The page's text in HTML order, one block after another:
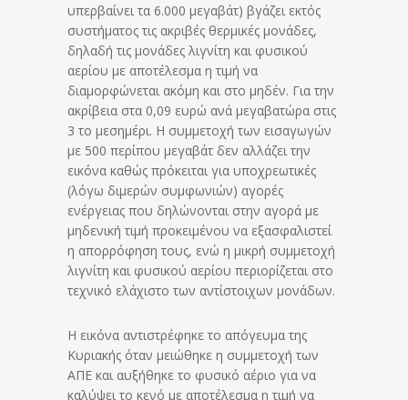
υπερβαίνει τα 6.000 μεγαβάτ) βγάζει εκτός
συστήματος τις ακριβές θερμικές μονάδες,
δηλαδή τις μονάδες λιγνίτη και φυσικού
αερίου με αποτέλεσμα η τιμή να
διαμορφώνεται ακόμη και στο μηδέν. Για την
ακρίβεια στα 0,09 ευρώ ανά μεγαβατώρα στις
3 το μεσημέρι. Η συμμετοχή των εισαγωγών
με 500 περίπου μεγαβάτ δεν αλλάζει την
εικόνα καθώς πρόκειται για υποχρεωτικές
(λόγω διμερών συμφωνιών) αγορές
ενέργειας που δηλώνονται στην αγορά με
μηδενική τιμή προκειμένου να εξασφαλιστεί
η απορρόφηση τους, ενώ η μικρή συμμετοχή
λιγνίτη και φυσικού αερίου περιορίζεται στο
τεχνικό ελάχιστο των αντίστοιχων μονάδων.
Η εικόνα αντιστρέφηκε το απόγευμα της
Κυριακής όταν μειώθηκε η συμμετοχή των
ΑΠΕ και αυξήθηκε το φυσικό αέριο για να
καλύψει το κενό με αποτέλεσμα η τιμή να